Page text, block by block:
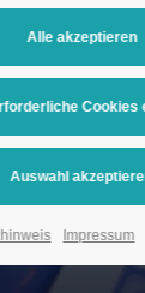
Impressum